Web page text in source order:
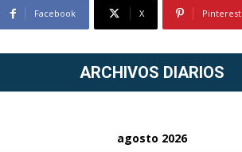
Facebook X Pinterest
ARCHIVOS DIARIOS
agosto 2026